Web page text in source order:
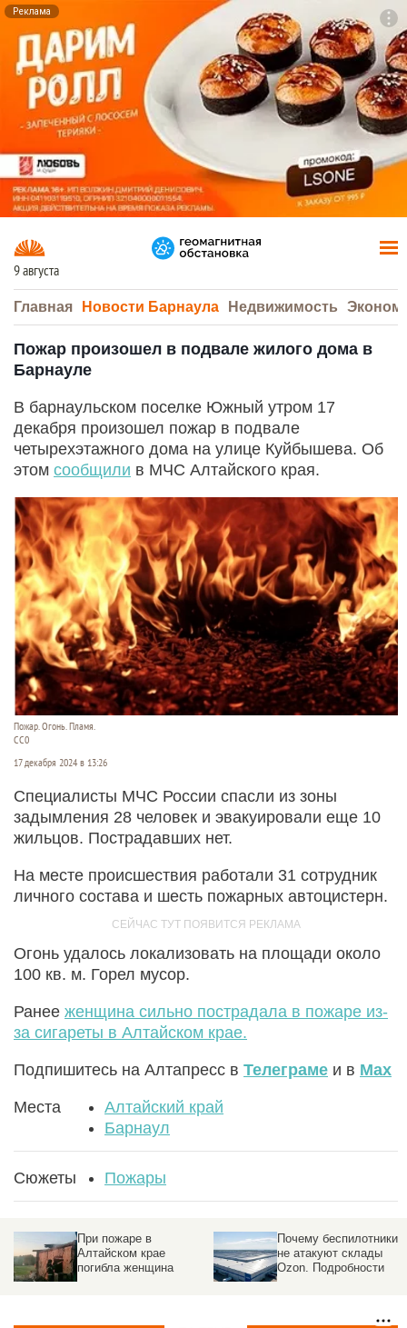
Реклама
9 августа
Главная Новости Барнаула Недвижимость
Пожар произошел в подвале жилого дома в
Барнауле
В барнаульском поселке Южный утром 17
декабря произошел пожар в подвале
четырехэтажного дома на улице Куйбышева. Об
этом сообщили в МЧС Алтайского края.
Пожар. Огонь. Пламя.
СС0
17 декабря 2024 в 13:26
Специалисты МЧС России спасли из зоны
задымления 28 человек и эвакуировали еще 10
жильцов. Пострадавших нет.
На месте происшествия работали 31 сотрудник
личного состава и шесть пожарных автоцистерн.
Огонь удалось локализовать на площади около
100 кв. м. Горел мусор.
Ранее женщина сильно пострадала в пожаре из-
за сигареты в Алтайском крае.
Подпишитесь на Алтапресс в Телеграме и в Max
Места
Алтайский край
Барнаул
Сюжеты Пожары
При пожаре в
Алтайском крае
погибла женщина
Почему беспилотники
не атакуют склады
Ozon. Подробности